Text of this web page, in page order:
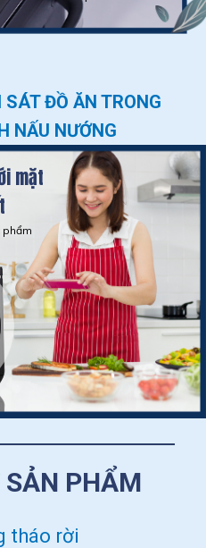
SÁT ĐỒ ĂN TRONG
NẤU NƯỚNG
mặt
phẩm
SẢN PHẨM
tháo rời